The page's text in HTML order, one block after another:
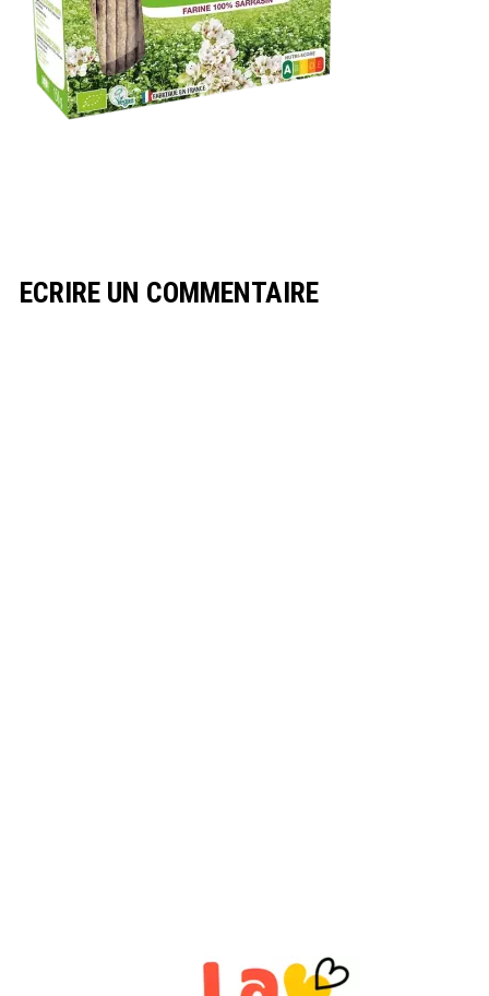
ECRIRE UN COMMENTAIRE